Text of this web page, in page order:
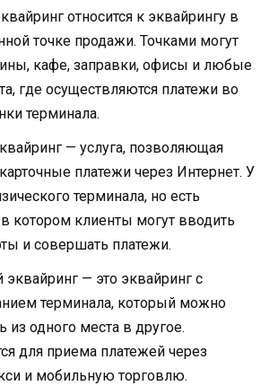
относится к эквайрингу в
точке продажи. Точками могут
кафе, заправки, офисы и любые
где осуществляются платежи во
терминала.
— услуга, позволяющая
платежи через Интернет. У
терминала, но есть
котором клиенты могут вводить
и совершать платежи.
— это эквайринг с
терминала, который можно
из одного места в другое.
для приема платежей через
и мобильную торговлю.